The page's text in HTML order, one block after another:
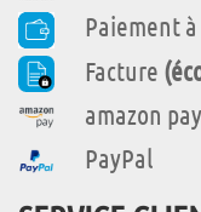
Paiement
Facture
amazon pay
PayPal